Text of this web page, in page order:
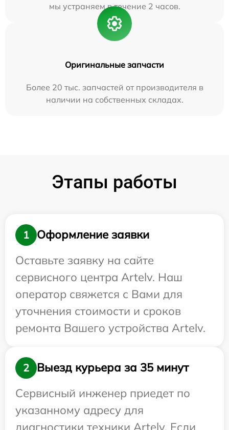
мы устраняем в течение 2 часов.
Оригинальные запчасти
Более 20 тыс. запчастей от производителя в
наличии на собственных складах.
Этапы работы
1
Оформление заявки
Оставьте заявку на сайте
сервисного центра Artelv. Наш
оператор свяжется с Вами для
уточнения стоимости и сроков
ремонта Вашего устройства Artelv.
2
Выезд курьера за 35 минут
Сервисный инженер приедет по
указанному адресу для
диагностики техники Artelv. Если